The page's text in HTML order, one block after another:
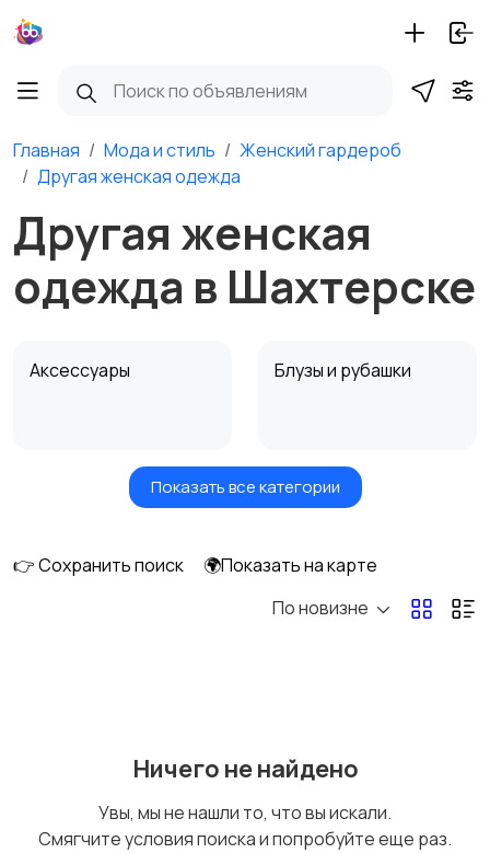
Главная Мода и стиль
Женский гардероб
Другая женская одежда
Другая женская
одежда в Шахтерске
Аксессуары Блузы и рубашки
Будущим мамам Верхняя одежда
Домашняя одежда
Показать все категории
👉 Сохранить поиск
🌍Показать на карте
По новизне
Ничего не найдено
Увы, мы не нашли то, что вы искали.
Смягчите условия поиска и попробуйте еще раз.